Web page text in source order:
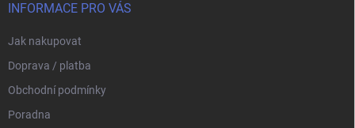
INFORMACE PRO VÁS
Jak nakupovat
Doprava / platba
Obchodní podmínky
Poradna